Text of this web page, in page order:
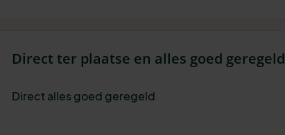
Direct ter plaatse en alles goed geregeld
Direct alles goed geregeld